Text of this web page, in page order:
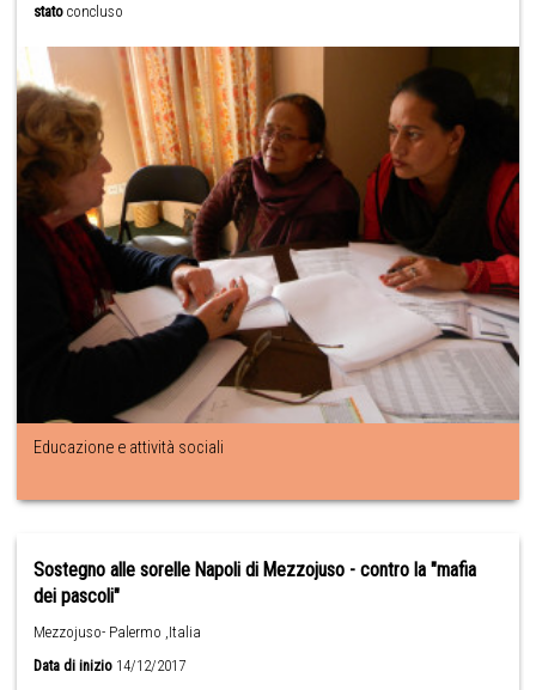
stato concluso
Educazione e attività sociali
Sostegno alle sorelle Napoli di Mezzojuso - contro la "mafia
dei pascoli"
Mezzojuso- Palermo ,Italia
Data di inizio 14/12/2017